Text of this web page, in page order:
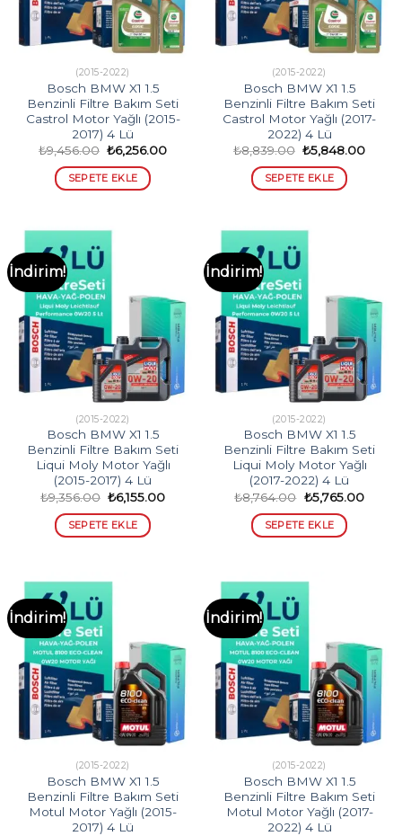
(2015-2022)
Bosch BMW X1 1.5
Benzinli Filtre Bakım Seti
Castrol Motor Yağlı (2015-
2017) 4 Lü
₺9,456.00 Orijinal
fiyat:
₺9,456.00.
₺6,256.00Şu
SEPETE EKLE
(2015-2022)
Bosch BMW X1 1.5
Benzinli Filtre Bakım Seti
Castrol Motor Yağlı (2017-
2022) 4 Lü
₺8,839.00 Orijinal
fiyat:
₺8,839.00.
₺5,848.00Şu
SEPETE EKLE
İndirim!
(2015-2022)
Bosch BMW X1 1.5
Benzinli Filtre Bakım Seti
Liqui Moly Motor Yağlı
(2015-2017) 4 Lü
₺9,356.00 Orijinal
fiyat:
₺9,356.00.
₺6,155.00Şu
SEPETE EKLE
İndirim!
(2015-2022)
Bosch BMW X1 1.5
Benzinli Filtre Bakım Seti
Liqui Moly Motor Yağlı
(2017-2022) 4 Lü
₺8,764.00 Orijinal
fiyat:
₺8,764.00.
₺5,765.00Şu
SEPETE EKLE
İndirim!
(2015-2022)
Bosch BMW X1 1.5
Benzinli Filtre Bakım Seti
Motul Motor Yağlı (2015-
2017) 4 Lü
İndirim!
(2015-2022)
Bosch BMW X1 1.5
Benzinli Filtre Bakım Seti
Motul Motor Yağlı (2017-
2022) 4 Lü